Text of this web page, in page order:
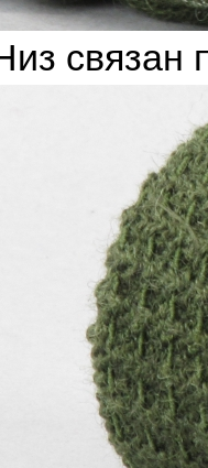
связан